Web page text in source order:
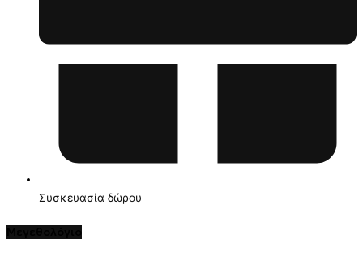
Συσκευασία δώρου